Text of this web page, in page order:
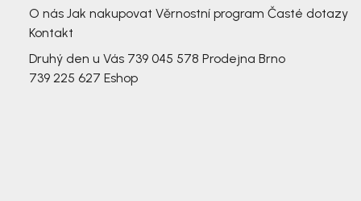
O nás Jak nakupovat Věrnostní program Časté dotazy
Kontakt
Druhý den u Vás 739 045 578 Prodejna Brno
739 225 627 Eshop